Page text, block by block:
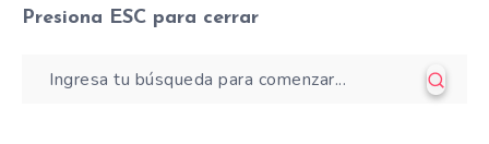
Presiona ESC para cerrar